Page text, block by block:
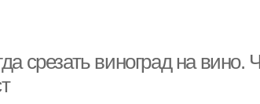
срезать виноград на